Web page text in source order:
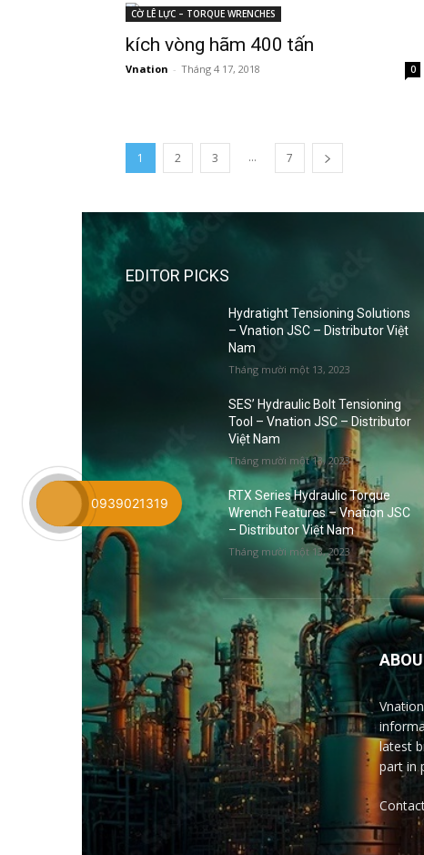
CỜ LÊ LỰC – TORQUE WRENCHES
kích vòng hãm 400 tấn
Vnation - Tháng 4 17, 2018 0
1 2 3 ... 7
EDITOR PICKS
Hydratight Tensioning Solutions
– Vnation JSC – Distributor Việt
Nam
Tháng mười một 13, 2023
SES’ Hydraulic Bolt Tensioning
Tool – Vnation JSC – Distributor
Việt Nam
Tháng mười một 13, 2023
RTX Series Hydraulic Torque
Wrench Features – Vnation JSC
– Distributor Việt Nam
Tháng mười một 13, 2023
latest
part in
0939021319